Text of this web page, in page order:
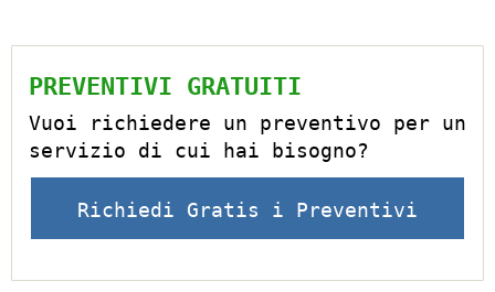
PREVENTIVI GRATUITI
Vuoi richiedere un preventivo per un
servizio di cui hai bisogno?
Richiedi Gratis i Preventivi